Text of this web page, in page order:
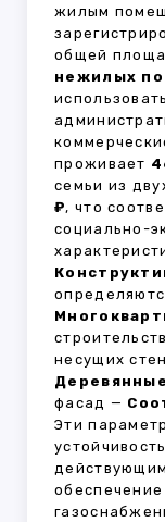
жилым
общей
нежилых
проживает
семьи из
₽, что
социально-
несущих
Деревянные
фасад —
Эти